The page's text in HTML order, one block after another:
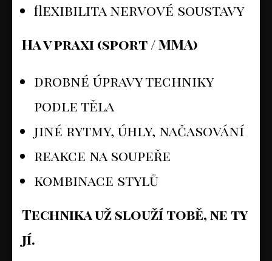
flexibilita nervové soustavy
Ha v praxi (sport / MMA)
drobné úpravy techniky
podle těla
jiné rytmy, úhly, načasování
reakce na soupeře
kombinace stylů
Technika už slouží tobě, ne ty
jí.